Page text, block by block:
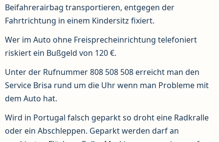
Beifahrerairbag transportieren, entgegen der
Fahrtrichtung in einem Kindersitz fixiert.
Wer im Auto ohne Freisprecheinrichtung telefoniert
riskiert ein Bußgeld von 120 €.
Unter der Rufnummer 808 508 508 erreicht man den
Service Brisa rund um die Uhr wenn man Probleme mit
dem Auto hat.
Wird in Portugal falsch geparkt so droht eine Radkralle
oder ein Abschleppen. Geparkt werden darf an